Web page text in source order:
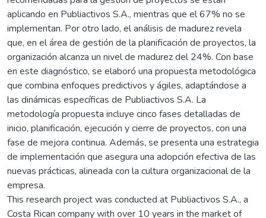
aplicando en Publiactivos S.A., mientras que el 67% no se
implementan. Por otro lado, el análisis de madurez revela
que, en el área de gestión de la planificación de proyectos, la
organización alcanza un nivel de madurez del 24%. Con base
en este diagnóstico, se elaboró una propuesta metodológica
que combina enfoques predictivos y ágiles, adaptándose a
las dinámicas específicas de Publiactivos S.A. La
metodología propuesta incluye cinco fases detalladas de
inicio, planificación, ejecución y cierre de proyectos, con una
fase de mejora continua. Además, se presenta una estrategia
de implementación que asegura una adopción efectiva de las
nuevas prácticas, alineada con la cultura organizacional de la
empresa.
This research project was conducted at Publiactivos S.A., a
Costa Rican company with over 10 years in the market of